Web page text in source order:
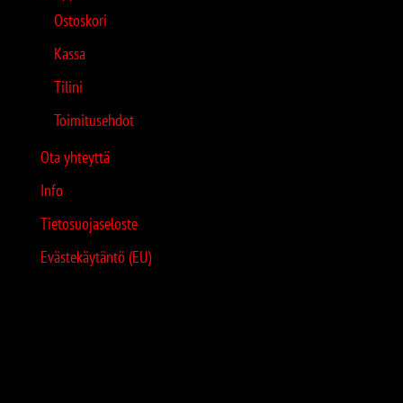
Ostoskori
Kassa
Tilini
Toimitusehdot
Ota yhteyttä
Info
Tietosuojaseloste
Evästekäytäntö (EU)